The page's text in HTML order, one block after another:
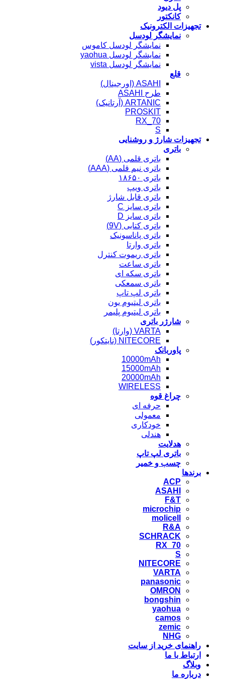
پل دیود
کانکتور
تجهیزات الکترونیک
نمایشگر لودسل
نمایشگر لودسل کاموس
نمایشگر لودسل yaohua
نمایشگر لودسل vista
قلع
ASAHI (اورجینال)
طرح ASAHI
ARTANIC (آرتانیک)
PROSKIT
RX_70
S
تجهیزات شارژ و روشنایی
باتری
باتری قلمی (AA)
باتری نیم قلمی (AAA)
باتری ۱۸۶۵۰
باتری ویپ
باتری قابل شارژ
باتری سایز C
باتری سایز D
باتری کتابی (9V)
باتری پاناسونیک
باتری وارتا
باتری ریموت کنترل
باتری ساعت
باتری سکه ای
باتری سمعکی
باتری لپ تاپ
باتری لیتیوم یون
باتری لیتیوم پلیمر
شارژر باتری
VARTA (وارتا)
NITECORE (نایتکور)
پاوربانک
10000mAh
15000mAh
20000mAh
WIRELESS
چراغ قوه
حرفه ای
معمولی
خودکاری
هندلی
هدلایت
باتری لپ تاپ
چسب و خمیر
برندها
ACP
ASAHI
F&T
microchip
molicell
R&A
SCHRACK
RX_70
S
NITECORE
VARTA
panasonic
OMRON
bongshin
yaohua
camos
zemic
NHG
راهنمای خرید از سایت
ارتباط با ما
وبلاگ
درباره ما